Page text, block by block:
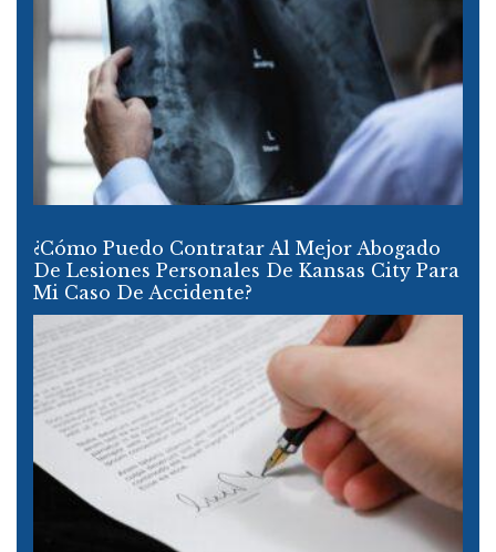
¿Cómo Puedo Contratar Al Mejor Abogado
De Lesiones Personales De Kansas City Para
Mi Caso De Accidente?